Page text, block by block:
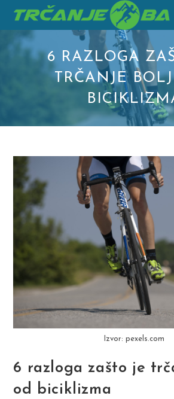
content
6 RAZLOGA
TRČANJE
Izvor: pexels.com
6 razloga zašto je
od biciklizma